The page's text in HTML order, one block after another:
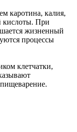
каротина, калия,
кислоты. При
жизненный
процессы
клетчатки,